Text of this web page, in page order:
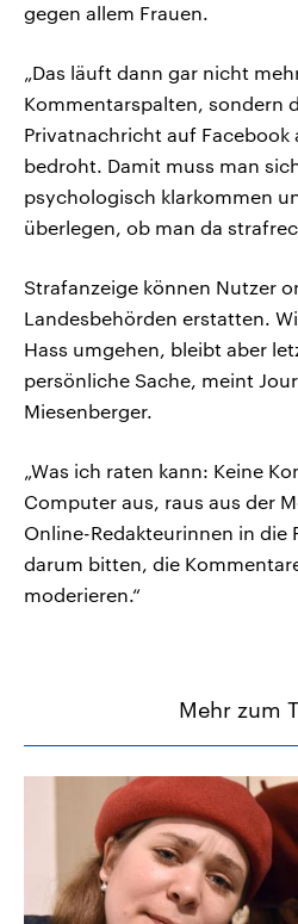
gegen allem Frauen.
„Das läuft dann gar nicht
Kommentarspalten, sondern
Privatnachricht auf Facebook
bedroht. Damit muss man
psychologisch klarkommen
überlegen, ob man da
Strafanzeige können Nutzer
Landesbehörden erstatten.
Hass umgehen, bleibt aber
persönliche Sache, meint
Miesenberger.
„Was ich raten kann: Keine
Computer aus, raus aus der
Online-Redakteurinnen in die
darum bitten, die
moderieren.“
Mehr zum